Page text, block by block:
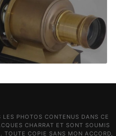
PHOTOS CONTENUS DANS CE
CHARRAT ET SONT SOUMIS
TOUTE COPIE SANS MON ACCORD,